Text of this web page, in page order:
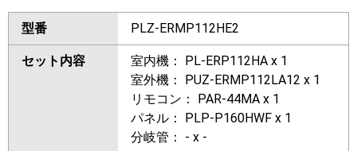
型番 PLZ-ERMP112HE2
セット内容
室内機： PL-ERP112HA x 1
室外機： PUZ-ERMP112LA12 x 1
リモコン： PAR-44MA x 1
パネル： PLP-P160HWF x 1
分岐管： - x -